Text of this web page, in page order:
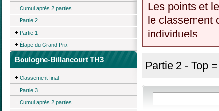
Cumul après 2 parties
Partie 2
Partie 1
Étape du Grand Prix
Boulogne-Billancourt TH3
Classement final
Partie 3
Cumul après 2 parties
Les points et
le classement
individuels.
Partie 2 - Top